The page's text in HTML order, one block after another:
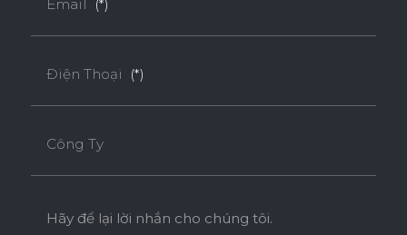
ENF
Độ dày(mm)
Kích thước(mm) 9 18
Email (*)
Điện Thoại (*)
Công Ty
Hãy để lại lời nhắn cho chúng tôi.